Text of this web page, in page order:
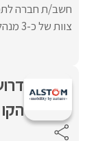
חשב/ת חברה
צוות של כ-3 מנהלות חשבונותעבודה שוטפת על ...